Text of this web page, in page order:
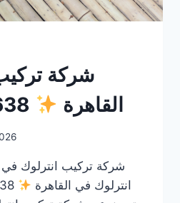
شركة
القاهرة
شركة تركيب انترلوك
انترلوك في القاهرة